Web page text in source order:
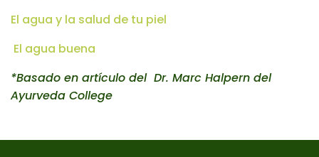
El agua y la salud de tu piel
El agua buena
*Basado en artículo del Dr. Marc Halpern del
Ayurveda College